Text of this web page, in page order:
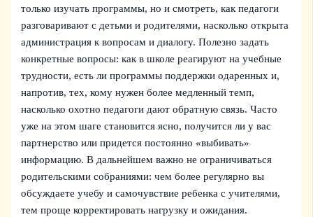
только изучать программы, но и смотреть, как педагоги
разговаривают с детьми и родителями, насколько открыта
администрация к вопросам и диалогу. Полезно задать
конкретные вопросы: как в школе реагируют на учебные
трудности, есть ли программы поддержки одаренных и,
напротив, тех, кому нужен более медленный темп,
насколько охотно педагоги дают обратную связь. Часто
уже на этом шаге становится ясно, получится ли у вас
партнерство или придется постоянно «выбивать»
информацию. В дальнейшем важно не ограничиваться
родительскими собраниями: чем более регулярно вы
обсуждаете учебу и самочувствие ребенка с учителями,
тем проще корректировать нагрузку и ожидания.